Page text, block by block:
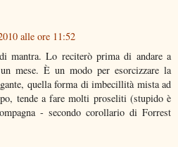
alle ore 11:52
mantra. Lo reciterò prima di andare a
mese. È un modo per esorcizzare la
quella forma di imbecillità mista ad
tende a fare molti proseliti (stupido è
- secondo corollario di Forrest